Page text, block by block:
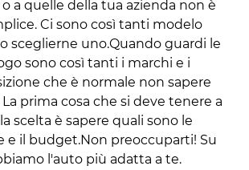
a quelle della tua azienda non è
Ci sono così tanti modelo
sceglierne uno.Quando guardi le
sono così tanti i marchi e i
che è normale non sapere
prima cosa che si deve tenere a
scelta è sapere quali sono le
e il budget.Non preoccuparti! Su
l'auto più adatta a te.